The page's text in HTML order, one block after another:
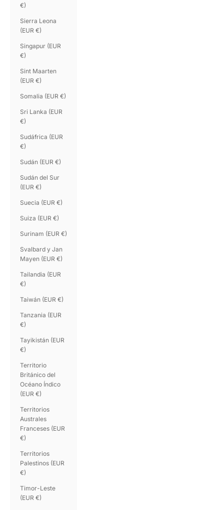
€)
Sierra Leona
(EUR €)
Singapur (EUR
€)
Sint Maarten
(EUR €)
Somalia (EUR €)
Sri Lanka (EUR
€)
Sudáfrica (EUR
€)
Sudán (EUR €)
Sudán del Sur
(EUR €)
Suecia (EUR €)
Suiza (EUR €)
Surinam (EUR €)
Svalbard y Jan
Mayen (EUR €)
Tailandia (EUR
€)
Taiwán (EUR €)
Tanzania (EUR
€)
Tayikistán (EUR
€)
Territorio
Británico del
Océano Índico
(EUR €)
Territorios
Australes
Franceses (EUR
€)
Territorios
Palestinos (EUR
€)
Timor-Leste
(EUR €)